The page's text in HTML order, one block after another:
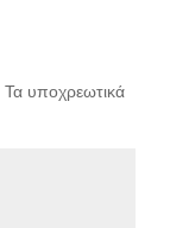
Τα υποχρεωτικά